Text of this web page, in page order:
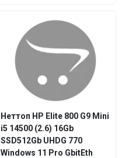
Неттоп HP Elite 800 G9 Mini
i5 14500 (2.6) 16Gb
SSD512Gb UHDG 770
Windows 11 Pro GbitEth